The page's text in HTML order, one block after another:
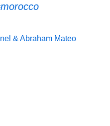
& Abraham Mateo